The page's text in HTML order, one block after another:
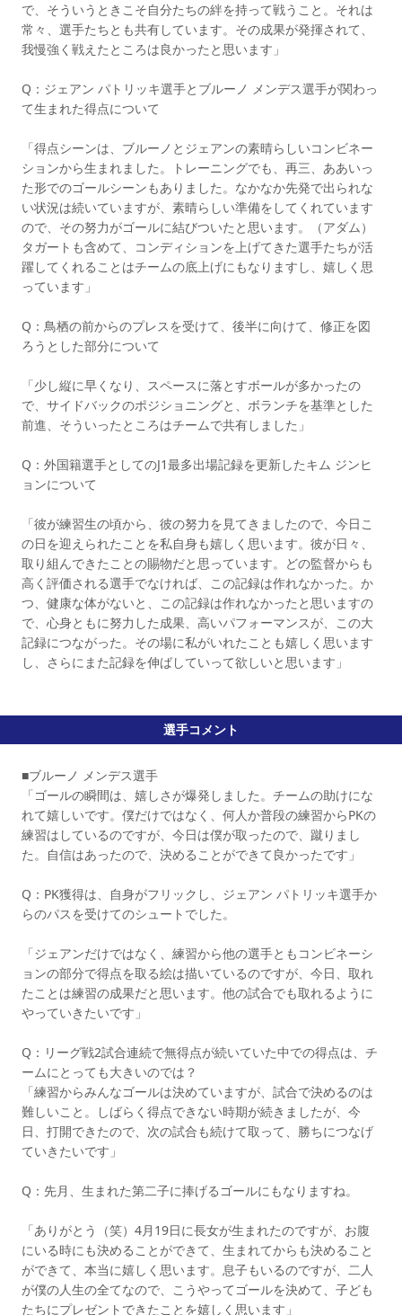
で、そういうときこそ自分たちの絆を持って戦うこと。それは
常々、選手たちとも共有しています。その成果が発揮されて、
我慢強く戦えたところは良かったと思います」
Q：ジェアン パトリッキ選手とブルーノ メンデス選手が関わっ
て生まれた得点について
「得点シーンは、ブルーノとジェアンの素晴らしいコンビネー
ションから生まれました。トレーニングでも、再三、ああいっ
た形でのゴールシーンもありました。なかなか先発で出られな
い状況は続いていますが、素晴らしい準備をしてくれています
ので、その努力がゴールに結びついたと思います。（アダム）
タガートも含めて、コンディションを上げてきた選手たちが活
躍してくれることはチームの底上げにもなりますし、嬉しく思
っています」
Q：鳥栖の前からのプレスを受けて、後半に向けて、修正を図
ろうとした部分について
「少し縦に早くなり、スペースに落とすボールが多かったの
で、サイドバックのポジショニングと、ボランチを基準とした
前進、そういったところはチームで共有しました」
Q：外国籍選手としてのJ1最多出場記録を更新したキム ジンヒ
ョンについて
「彼が練習生の頃から、彼の努力を見てきましたので、今日こ
の日を迎えられたことを私自身も嬉しく思います。彼が日々、
取り組んできたことの賜物だと思っています。どの監督からも
高く評価される選手でなければ、この記録は作れなかった。か
つ、健康な体がないと、この記録は作れなかったと思いますの
で、心身ともに努力した成果、高いパフォーマンスが、この大
記録につながった。その場に私がいれたことも嬉しく思います
し、さらにまた記録を伸ばしていって欲しいと思います」
選手コメント
■ブルーノ メンデス選手
「ゴールの瞬間は、嬉しさが爆発しました。チームの助けにな
れて嬉しいです。僕だけではなく、何人か普段の練習からPKの
練習はしているのですが、今日は僕が取ったので、蹴りまし
た。自信はあったので、決めることができて良かったです」
Q：PK獲得は、自身がフリックし、ジェアン パトリッキ選手か
らのパスを受けてのシュートでした。
「ジェアンだけではなく、練習から他の選手ともコンビネーシ
ョンの部分で得点を取る絵は描いているのですが、今日、取れ
たことは練習の成果だと思います。他の試合でも取れるように
やっていきたいです」
Q：リーグ戦2試合連続で無得点が続いていた中での得点は、チ
ームにとっても大きいのでは？
「練習からみんなゴールは決めていますが、試合で決めるのは
難しいこと。しばらく得点できない時期が続きましたが、今
日、打開できたので、次の試合も続けて取って、勝ちにつなげ
ていきたいです」
Q：先月、生まれた第二子に捧げるゴールにもなりますね。
「ありがとう（笑）4月19日に長女が生まれたのですが、お腹
にいる時にも決めることができて、生まれてからも決めること
ができて、本当に嬉しく思います。息子もいるのですが、二人
が僕の人生の全てなので、こうやってゴールを決めて、子ども
たちにプレゼントできたことを嬉しく思います」